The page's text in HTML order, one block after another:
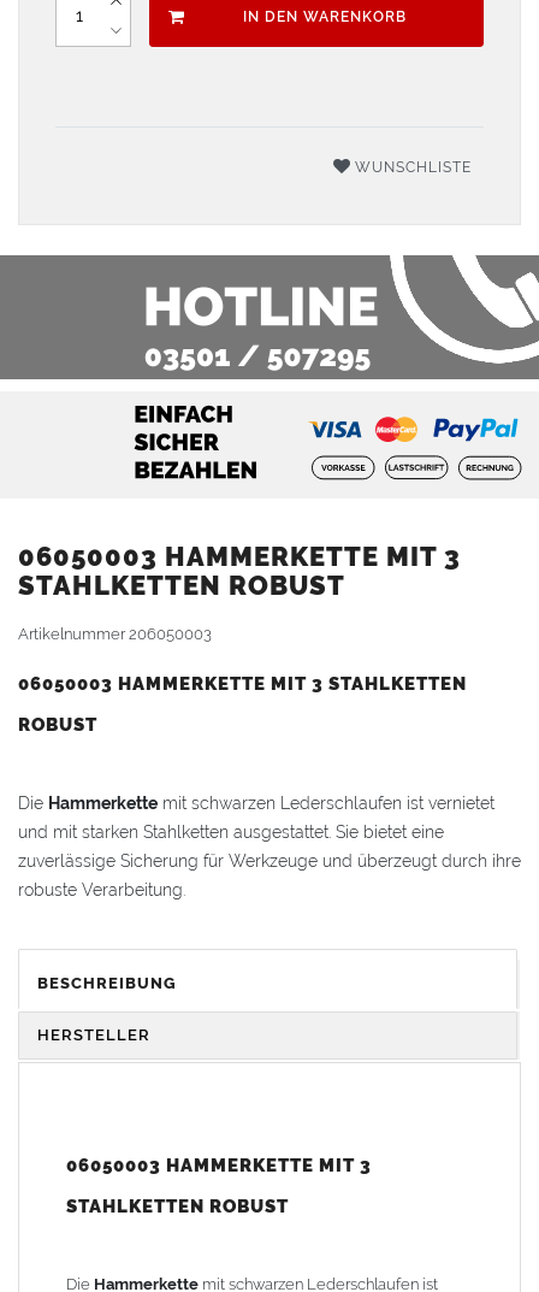
IN DEN WARENKORB
WUNSCHLISTE
06050003 HAMMERKETTE MIT 3
STAHLKETTEN ROBUST
Artikelnummer206050003
06050003 HAMMERKETTE MIT 3 STAHLKETTEN
ROBUST
Die Hammerkette mit schwarzen Lederschlaufen ist vernietet
und mit starken Stahlketten ausgestattet. Sie bietet eine
zuverlässige Sicherung für Werkzeuge und überzeugt durch ihre
robuste Verarbeitung.
VORTEILE & KOMFORT
Strapazierfähig
Belastbarkeit
Gewicht: 0,08 kg
BESCHREIBUNG
HERSTELLER
06050003 HAMMERKETTE MIT 3
STAHLKETTEN ROBUST
Die Hammerkette mit schwarzen Lederschlaufen ist